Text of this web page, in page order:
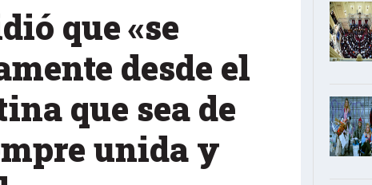
que «se
desde el
que sea de
unida y